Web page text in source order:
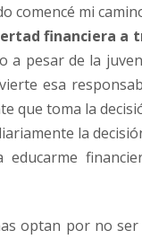
comencé mi
financiera a
a pesar de la
esa
que toma la
la
optan por no